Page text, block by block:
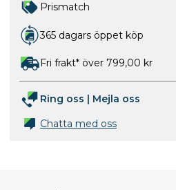
Prismatch
365 dagars öppet köp
Fri frakt* över 799,00 kr
Ring oss | Mejla oss
Chatta med oss